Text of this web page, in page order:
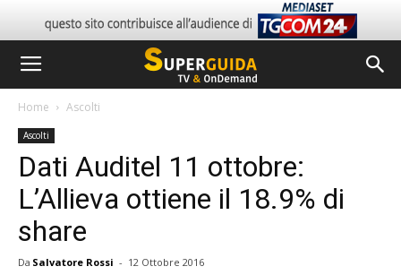
Home Ascolti
Ascolti
Dati Auditel 11 ottobre:
L’Allieva ottiene il 18.9% di
share
Da Salvatore Rossi - 12 Ottobre 2016